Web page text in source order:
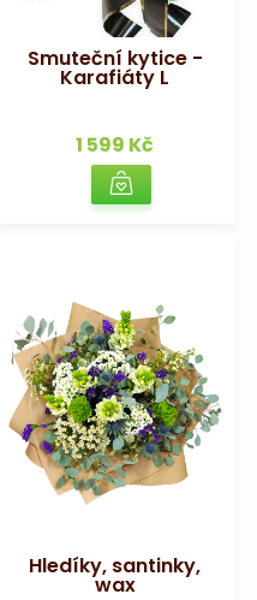
Smuteční kytice -
Karafiáty L
1 599 Kč
Hledíky, santinky,
wax